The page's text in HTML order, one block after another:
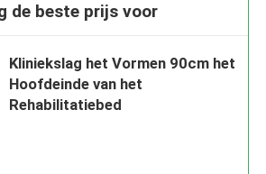
de beste prijs voor
Kliniekslag het Vormen 90cm het
Hoofdeinde van het
Rehabilitatiebed